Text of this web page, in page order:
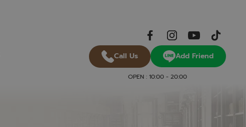
Call Us Add Friend
OPEN : 10:00 - 20:00